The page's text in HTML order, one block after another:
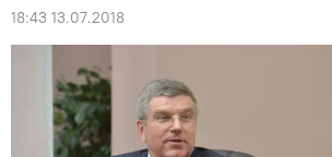
18:43 13.07.2018